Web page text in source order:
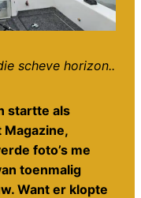
scheve horizon..
startte als
foto’s me
toenmalig
Want er klopte